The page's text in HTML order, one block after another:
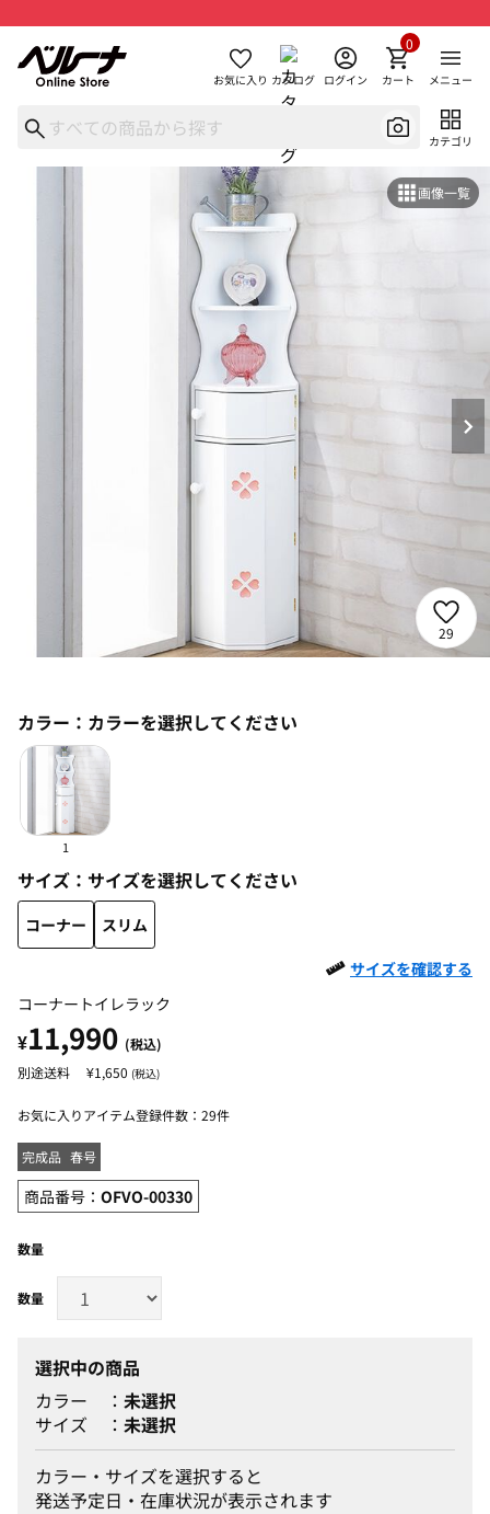
お気に入り カタログ ログイン カート
0
メニュー
カテゴリ
画像一覧
29
カラー： カラーを選択してください
1
サイズ： サイズを選択してください
コーナー
スリム
サイズを確認する
コーナートイレラック
¥11,990 (税込)
¥1,650 (税込)
お気に入りアイテム登録件数： 29件
完成品 春号
商品番号： OFVO-00330
数量
選択中の商品
カラー
未選択
サイズ
未選択
カラー・サイズを選択すると
発送予定日・在庫状況が表示されます